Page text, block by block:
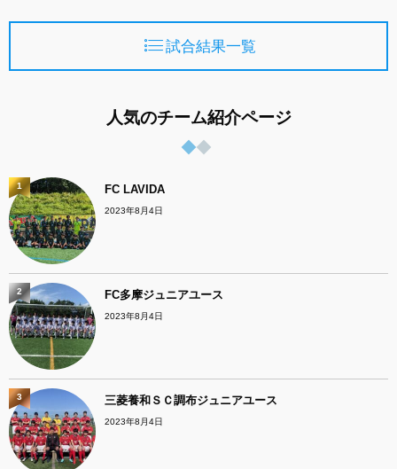
試合結果一覧
人気のチーム紹介ページ
FC LAVIDA
2023年8月4日
1
FC多摩ジュニアユース
2023年8月4日
2
三菱養和ＳＣ調布ジュニアユース
2023年8月4日
3